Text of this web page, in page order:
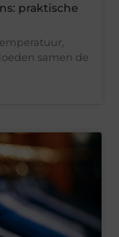
praktische
samen de